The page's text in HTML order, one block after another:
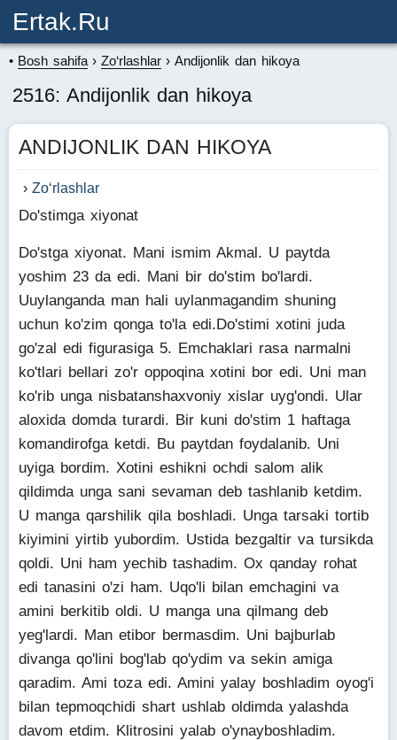
Ertak.ru
Bosh sahifa Zo‘rlashlar Andijonlik dan hikoya
2516: Andijonlik dan hikoya
ANDIJONLIK DAN HIKOYA
Zo‘rlashlar
Do'stimga xiyonat
Do'stga xiyonat. Mani ismim Akmal. U paytda
yoshim 23 da edi. Mani bir do'stim bo'lardi.
Uuylanganda man hali uylanmagandim shuning
uchun ko'zim qonga to'la edi.Do'stimi xotini juda
go'zal edi figurasiga 5. Emchaklari rasa narmalni
ko'tlari bellari zo'r oppoqina xotini bor edi. Uni man
ko'rib unga nisbatanshaxvoniy xislar uyg'ondi. Ular
aloxida domda turardi. Bir kuni do'stim 1 haftaga
komandirofga ketdi. Bu paytdan foydalanib. Uni
uyiga bordim. Xotini eshikni ochdi salom alik
qildimda unga sani sevaman deb tashlanib ketdim.
U manga qarshilik qila boshladi. Unga tarsaki tortib
kiyimini yirtib yubordim. Ustida bezgaltir va tursikda
qoldi. Uni ham yechib tashadim. Ox qanday rohat
edi tanasini o'zi ham. Uqo'li bilan emchagini va
amini berkitib oldi. U manga una qilmang deb
yeg'lardi. Man etibor bermasdim. Uni bajburlab
divanga qo'lini bog'lab qo'ydim va sekin amiga
qaradim. Ami toza edi. Amini yalay boshladim oyog'i
bilan tepmoqchidi shart ushlab oldimda yalashda
davom etdim. Klitrosini yalab o'ynayboshladim.